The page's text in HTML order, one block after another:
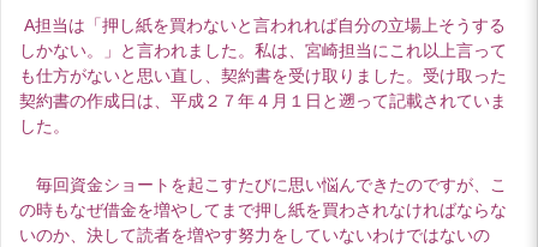
A担当は「押し紙を買わないと言われれば自分の立場上そうする
しかない。」と言われました。私は、宮崎担当にこれ以上言って
も仕方がないと思い直し、契約書を受け取りました。受け取った
契約書の作成日は、平成２７年４月１日と遡って記載されていま
した。
毎回資金ショートを起こすたびに思い悩んできたのですが、こ
の時もなぜ借金を増やしてまで押し紙を買わされなければならな
いのか、決して読者を増やす努力をしていないわけではないの